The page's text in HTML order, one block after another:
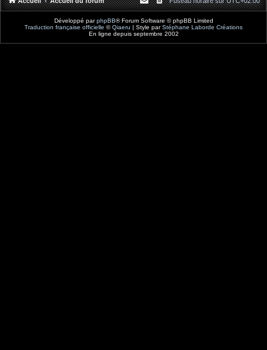
Développé parphpBB® Forum Software © phpBB Limited
Traduction française officielle ©Qiaeru | Style parStéphane Laborde Créations
En ligne depuis septembre 2002